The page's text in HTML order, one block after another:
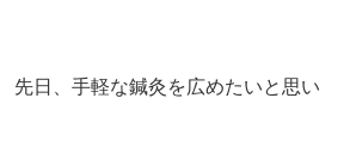
先日、手軽な鍼灸を広めたいと思い